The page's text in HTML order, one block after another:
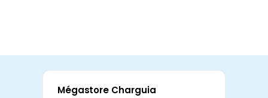
Mégastore Charguia